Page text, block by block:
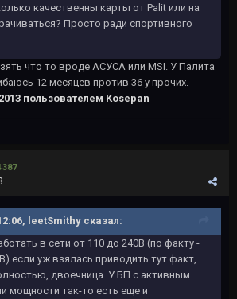
качественны карты от Palit или на
Просто ради спортивного
что то вроде АСУСА или MSI. У Палита
12 месяцев против 36 у прочих.
пользователем Kosepan
387
leetSmithy сказал:
в сети от 110 до 240В (по факту -
если уж взялась приводить тут факт,
двоечница. У БП с активным
мощности так-то есть еще и